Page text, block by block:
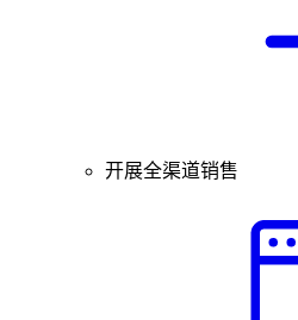
开展全渠道销售